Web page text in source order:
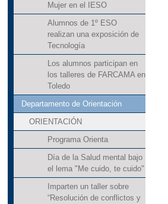
Mujer en el IESO
Alumnos de 1º ESO
realizan una exposición de
Tecnología
Los alumnos participan en
los talleres de FARCAMA en
Toledo
Departamento de Orientación
ORIENTACIÓN
Programa Orienta
Día de la Salud mental bajo
el lema "Me cuido, te cuido"
Imparten un taller sobre
“Resolución de conflictos y